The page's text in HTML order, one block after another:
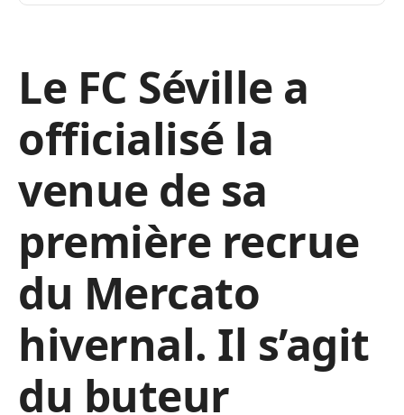
Le FC Séville a
officialisé la
venue de sa
première recrue
du Mercato
hivernal. Il s’agit
du buteur